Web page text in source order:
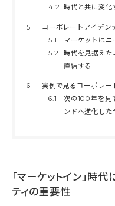
4.2 時代と共に変
5
コーポレートアイデン
5.1
マーケットは
5.2
時代を見据えた
直結する
6
実例で見るコーポレー
6.1
次の100年を見
ンドへ進化した
「マーケットイン」時
ティの重要性